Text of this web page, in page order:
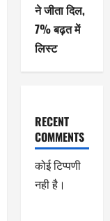
ने जीता दिल,
7% बढ़त में
लिस्ट
RECENT
COMMENTS
कोई टिप्पणी
नही है।